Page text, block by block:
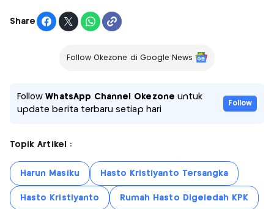
Share
Follow Okezone di Google News
FollowWhatsApp Channel Okezone untuk
update berita terbaru setiap hari
Follow
Topik Artikel :
Harun Masiku Hasto Kristiyanto Tersangka
Hasto Kristiyanto Rumah Hasto Digeledah KPK